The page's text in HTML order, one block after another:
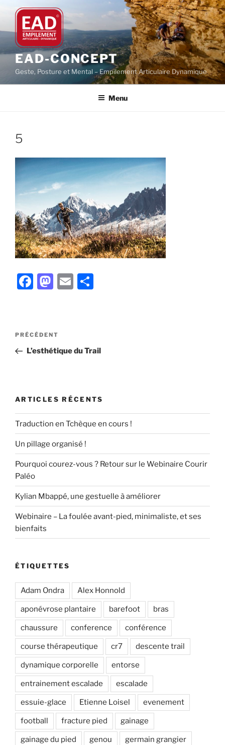
contenu
principal
EAD-CONCEPT
Geste, Posture et Mental – Empilement Articulaire Dynamique
Menu
5
F
e
b
k
M
o
d
o
E
er
Navigation
l’article
Article
précédent
PRÉCÉDENT
L’esthétique du Trail
ARTICLES RÉCENTS
Traduction en Tchèque en cours !
Un pillage organisé !
Pourquoi courez-vous ? Retour sur le Webinaire Courir
Paléo
Kylian Mbappé, une gestuelle à améliorer
Webinaire – La foulée avant-pied, minimaliste, et ses
bienfaits
ÉTIQUETTES
Adam Ondra Alex Honnold
aponévrose plantaire barefoot bras
chaussure conference conférence
course thérapeutique cr7 descente trail
dynamique corporelle entorse
entrainement escalade escalade
essuie-glace Etienne Loisel evenement
football fracture pied gainage
gainage du pied genou germain grangier